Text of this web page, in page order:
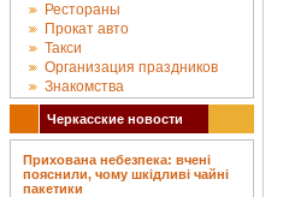
Рестораны
Прокат авто
Такси
Организация праздников
Знакомства
Черкасские новости
Прихована небезпека: вчені
пояснили, чому шкідливі чайні
пакетики